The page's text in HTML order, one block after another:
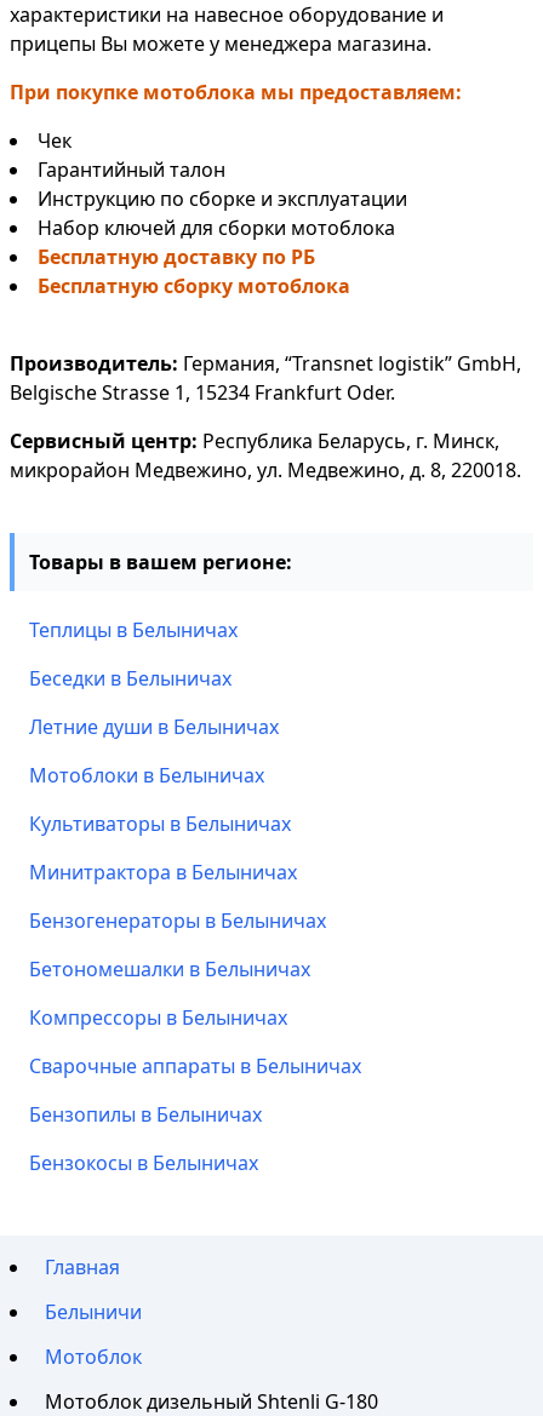
характеристики на навесное оборудование и
прицепы Вы можете у менеджера магазина.
При покупке мотоблока мы предоставляем:
Чек
Гарантийный талон
Инструкцию по сборке и эксплуатации
Набор ключей для сборки мотоблока
Бесплатную доставку по РБ
Бесплатную сборку мотоблока
Производитель: Германия, “Transnet logistik” GmbH,
Belgische Strasse 1, 15234 Frankfurt Oder.
Сервисный центр: Республика Беларусь, г. Минск,
микрорайон Медвежино, ул. Медвежино, д. 8, 220018.
Товары в вашем регионе:
Теплицы в Белыничах
Беседки в Белыничах
Летние души в Белыничах
Мотоблоки в Белыничах
Культиваторы в Белыничах
Минитрактора в Белыничах
Бензогенераторы в Белыничах
Бетономешалки в Белыничах
Компрессоры в Белыничах
Сварочные аппараты в Белыничах
Бензопилы в Белыничах
Бензокосы в Белыничах
Главная
Белыничи
Мотоблок
Мотоблок дизельный Shtenli G-180